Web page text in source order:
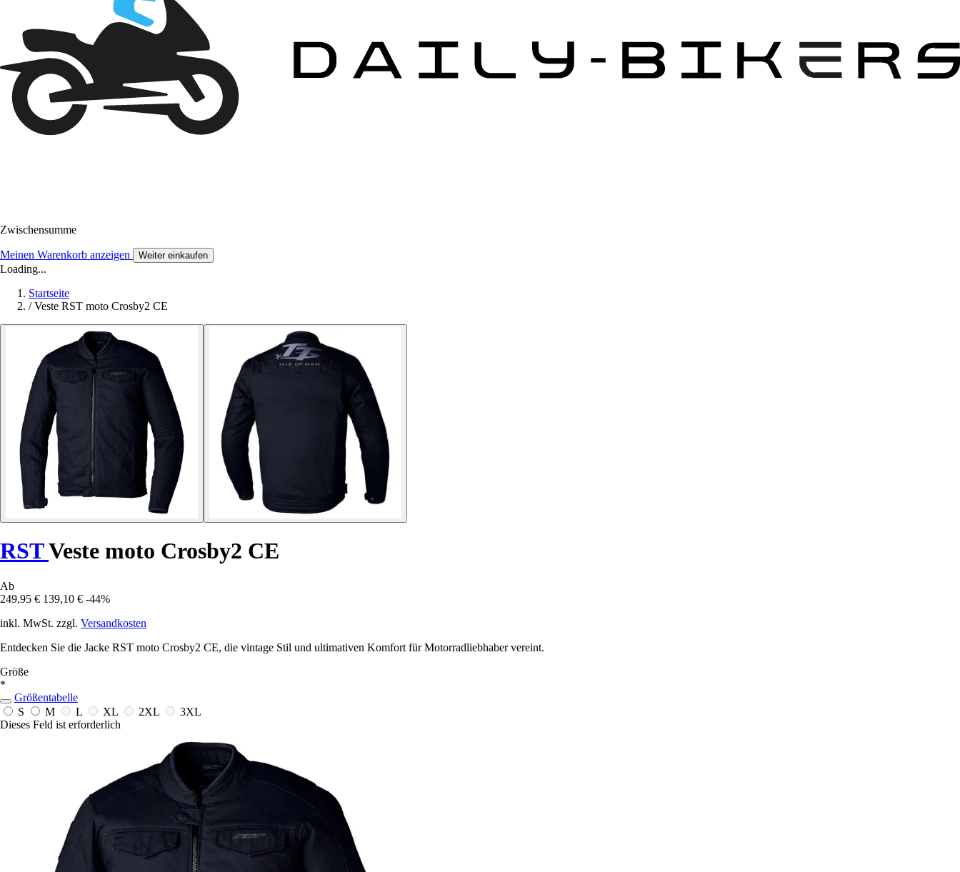
Zwischensumme
Meinen Warenkorb anzeigen Weiter einkaufen
Loading...
Startseite
/ Veste RST moto Crosby2 CE
RSTVeste moto Crosby2 CE
Ab
249,95 € 139,10 € -44%
inkl. MwSt. zzgl. Versandkosten
Entdecken Sie die Jacke RST moto Crosby2 CE, die vintage Stil und ultimativen Komfort für Motorradliebhaber vereint.
Größe
*
Größentabelle
S
M L XL 2XL
3XL
Dieses Feld ist erforderlich